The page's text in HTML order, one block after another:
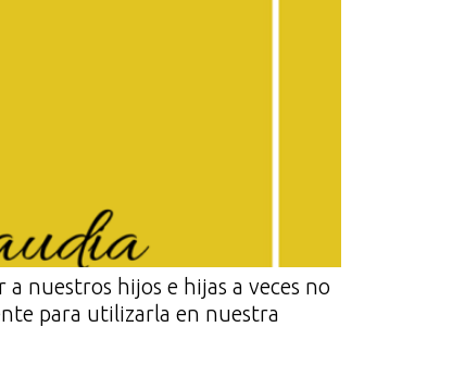
nuestros hijos e hijas a veces no
para utilizarla en nuestra